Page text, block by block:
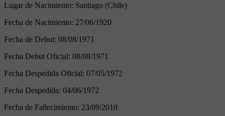
Lugar de Nacimiento: Santiago (Chile)
Fecha de Nacimiento: 27/06/1920
Fecha de Debut: 08/08/1971
Fecha Debut Oficial: 08/08/1971
Fecha Despedida Oficial: 07/05/1972
Fecha Despedida: 04/06/1972
Fecha de Fallecimiento: 23/09/2010